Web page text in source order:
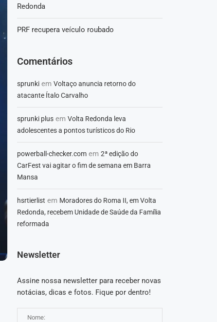
Redonda
PRF recupera veículo roubado
Comentários
sprunkiem Voltaço anuncia retorno do
atacante Ítalo Carvalho
sprunki plusem Volta Redonda leva
adolescentes a pontos turísticos do Rio
powerball-checker.comem 2ª edição do
CarFest vai agitar o fim de semana em Barra
Mansa
hsrtierlist em Moradores do Roma II, em Volta
Redonda, recebem Unidade de Saúde da Família
reformada
Newsletter
Assine nossa newsletter para receber novas
notácias, dicas e fotos. Fique por dentro!